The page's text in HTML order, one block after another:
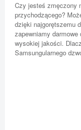
Czy jesteś zmęczony
przychodzącego?
dzięki najgorętszemu
zapewniamy
wysokiej jakości.
Samsungularnego